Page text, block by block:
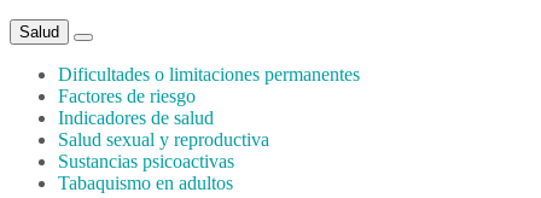
Salud
Dificultades o limitaciones permanentes
Factores de riesgo
Indicadores de salud
Salud sexual y reproductiva
Sustancias psicoactivas
Tabaquismo en adultos